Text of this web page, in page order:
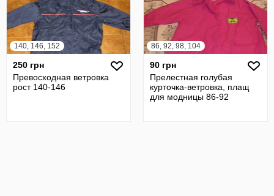
140, 146, 152
250 грн
Превосходная ветровка
рост 140-146
86, 92, 98, 104
90 грн
Прелестная голубая
курточка-ветровка, плащ
для модницы 86-92